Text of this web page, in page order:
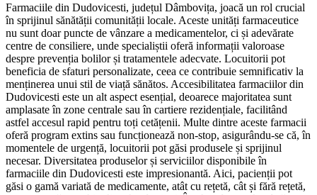
Farmaciile din Dudovicesti, județul Dâmbovița, joacă un rol crucial
în sprijinul sănătății comunității locale. Aceste unități farmaceutice
nu sunt doar puncte de vânzare a medicamentelor, ci și adevărate
centre de consiliere, unde specialiștii oferă informații valoroase
despre prevenția bolilor și tratamentele adecvate. Locuitorii pot
beneficia de sfaturi personalizate, ceea ce contribuie semnificativ la
menținerea unui stil de viață sănătos. Accesibilitatea farmaciilor din
Dudovicesti este un alt aspect esențial, deoarece majoritatea sunt
amplasate în zone centrale sau în cartiere rezidențiale, facilitând
astfel accesul rapid pentru toți cetățenii. Multe dintre aceste farmacii
oferă program extins sau funcționează non-stop, asigurându-se că, în
momentele de urgență, locuitorii pot găsi produsele și sprijinul
necesar. Diversitatea produselor și serviciilor disponibile în
farmaciile din Dudovicesti este impresionantă. Aici, pacienții pot
găsi o gamă variată de medicamente, atât cu rețetă, cât și fără rețetă,